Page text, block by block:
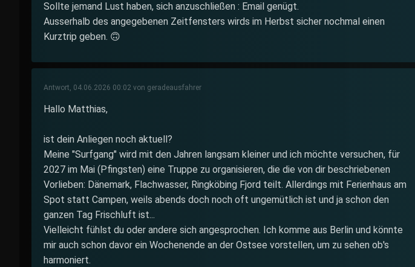
Sollte jemand Lust haben, sich anzuschließen : Email genügt.
Ausserhalb des angegebenen Zeitfensters wirds im Herbst sicher nochmal einen
Kurztrip geben. 🙃
Antwort, 04.06.2026 00:02 von geradeausfahrer
Hallo Matthias,
ist dein Anliegen noch aktuell?
Meine "Surfgang" wird mit den Jahren langsam kleiner und ich möchte versuchen, für
2027 im Mai (Pfingsten) eine Truppe zu organisieren, die die von dir beschriebenen
Vorlieben: Dänemark, Flachwasser, Ringköbing Fjord teilt. Allerdings mit Ferienhaus am
Spot statt Campen, weils abends doch noch oft ungemütlich ist und ja schon den
ganzen Tag Frischluft ist...
Vielleicht fühlst du oder andere sich angesprochen. Ich komme aus Berlin und könnte
mir auch schon davor ein Wochenende an der Ostsee vorstellen, um zu sehen ob's
harmoniert.